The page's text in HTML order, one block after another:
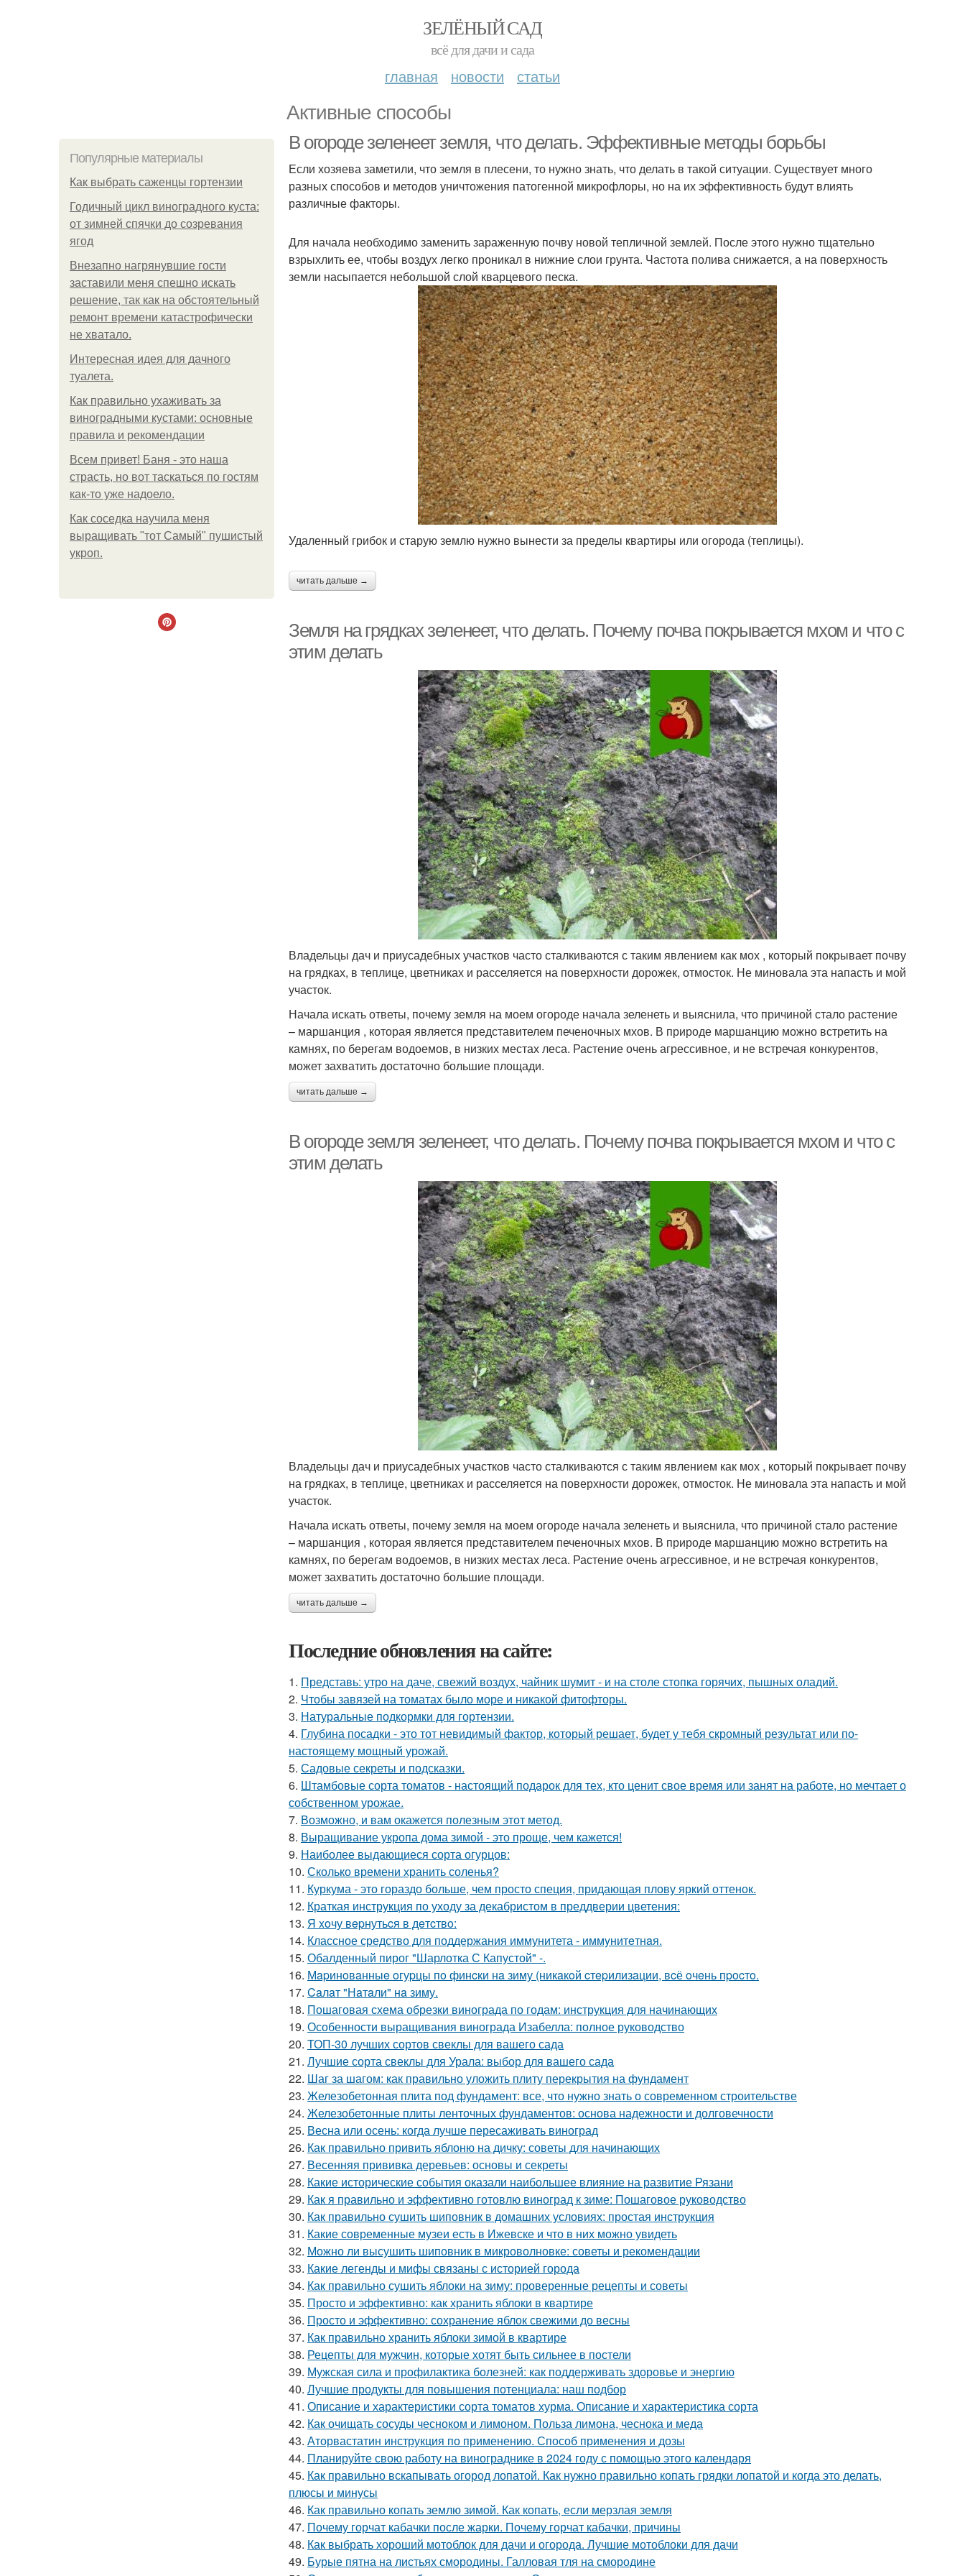
ЗЕЛЁНЫЙ САД
всё для дачи и сада
главная новости статьи
Активные способы
Популярные материалы
Как выбрать саженцы гортензии
Годичный цикл виноградного куста:
от зимней спячки до созревания
ягод
Внезапно нагрянувшие гости
заставили меня спешно искать
решение, так как на обстоятельный
ремонт времени катастрофически
не хватало.
Интересная идея для дачного
туалета.
Как правильно ухаживать за
виноградными кустами: основные
правила и рекомендации
Всем привет! Баня - это наша
страсть, но вот таскаться по гостям
как-то уже надоело.
Как соседка научила меня
выращивать "тот Самый" пушистый
укроп.
В огороде зеленеет земля, что делать. Эффективные методы борьбы
Если хозяева заметили, что земля в плесени, то нужно знать, что делать в такой ситуации. Существует много
разных способов и методов уничтожения патогенной микрофлоры, но на их эффективность будут влиять
различные факторы.
Для начала необходимо заменить зараженную почву новой тепличной землей. После этого нужно тщательно
взрыхлить ее, чтобы воздух легко проникал в нижние слои грунта. Частота полива снижается, а на поверхность
земли насыпается небольшой слой кварцевого песка.
Удаленный грибок и старую землю нужно вынести за пределы квартиры или огорода (теплицы).
читать дальше →
Земля на грядках зеленеет, что делать. Почему почва покрывается мхом и что с
этим делать
Владельцы дач и приусадебных участков часто сталкиваются с таким явлением как мох , который покрывает почву
на грядках, в теплице, цветниках и расселяется на поверхности дорожек, отмосток. Не миновала эта напасть и мой
участок.
Начала искать ответы, почему земля на моем огороде начала зеленеть и выяснила, что причиной стало растение
– маршанция , которая является представителем печеночных мхов. В природе маршанцию можно встретить на
камнях, по берегам водоемов, в низких местах леса. Растение очень агрессивное, и не встречая конкурентов,
может захватить достаточно большие площади.
читать дальше →
В огороде земля зеленеет, что делать. Почему почва покрывается мхом и что с
этим делать
Владельцы дач и приусадебных участков часто сталкиваются с таким явлением как мох , который покрывает почву
на грядках, в теплице, цветниках и расселяется на поверхности дорожек, отмосток. Не миновала эта напасть и мой
участок.
Начала искать ответы, почему земля на моем огороде начала зеленеть и выяснила, что причиной стало растение
– маршанция , которая является представителем печеночных мхов. В природе маршанцию можно встретить на
камнях, по берегам водоемов, в низких местах леса. Растение очень агрессивное, и не встречая конкурентов,
может захватить достаточно большие площади.
читать дальше →
Последние обновления на сайте:
1. Представь: утро на даче, свежий воздух, чайник шумит - и на столе стопка горячих, пышных оладий.
2. Чтобы завязей на томатах было море и никакой фитофторы.
3. Натуральные подкормки для гортензии.
4. Глубина посадки - это тот невидимый фактор, который решает, будет у тебя скромный результат или по-
настоящему мощный урожай.
5. Садовые секреты и подсказки.
6. Штамбовые сорта томатов - настоящий подарок для тех, кто ценит свое время или занят на работе, но мечтает о
собственном урожае.
7. Возможно, и вам окажется полезным этот метод.
8. Выращивание укропа дома зимой - это проще, чем кажется!
9. Наиболее выдающиеся сорта огурцов:
10. Сколько времени хранить соленья?
11. Куркума - это гораздо больше, чем просто специя, придающая плову яркий оттенок.
12. Краткая инструкция по уходу за декабристом в преддверии цветения:
13. Я xoчу вepнутьcя в дeтcтвo:
14. Классное средство для поддержания иммунитета - иммyнитeтнaя.
15. Обалденный пирог "Шарлотка С Капустой" -.
16. Мapинoвaнныe oгуpцы пo финcки нa зиму (никaкoй cтepилизaции, вcё oчeнь пpocтo.
17. Caлaт "Нaтaли" нa зиму.
18. Пошаговая схема обрезки винограда по годам: инструкция для начинающих
19. Особенности выращивания винограда Изабелла: полное руководство
20. ТОП-30 лучших сортов свеклы для вашего сада
21. Лучшие сорта свеклы для Урала: выбор для вашего сада
22. Шаг за шагом: как правильно уложить плиту перекрытия на фундамент
23. Железобетонная плита под фундамент: все, что нужно знать о современном строительстве
24. Железобетонные плиты ленточных фундаментов: основа надежности и долговечности
25. Весна или осень: когда лучше пересаживать виноград
26. Как правильно привить яблоню на дичку: советы для начинающих
27. Весенняя прививка деревьев: основы и секреты
28. Какие исторические события оказали наибольшее влияние на развитие Рязани
29. Как я правильно и эффективно готовлю виноград к зиме: Пошаговое руководство
30. Как правильно сушить шиповник в домашних условиях: простая инструкция
31. Какие современные музеи есть в Ижевске и что в них можно увидеть
32. Можно ли высушить шиповник в микроволновке: советы и рекомендации
33. Какие легенды и мифы связаны с историей города
34. Как правильно сушить яблоки на зиму: проверенные рецепты и советы
35. Просто и эффективно: как хранить яблоки в квартире
36. Просто и эффективно: сохранение яблок свежими до весны
37. Как правильно хранить яблоки зимой в квартире
38. Рецепты для мужчин, которые хотят быть сильнее в постели
39. Мужская сила и профилактика болезней: как поддерживать здоровье и энергию
40. Лучшие продукты для повышения потенциала: наш подбор
41. Описание и характеристики сорта томатов хурма. Описание и характеристика сорта
42. Как очищать сосуды чесноком и лимоном. Польза лимона, чеснока и меда
43. Аторвастатин инструкция по применению. Способ применения и дозы
44. Планируйте свою работу на винограднике в 2024 году с помощью этого календаря
45. Как правильно вскапывать огород лопатой. Как нужно правильно копать грядки лопатой и когда это делать,
плюсы и минусы
46. Как правильно копать землю зимой. Как копать, если мерзлая земля
47. Почему горчат кабачки после жарки. Почему горчат кабачки, причины
48. Как выбрать хороший мотоблок для дачи и огорода. Лучшие мотоблоки для дачи
49. Бурые пятна на листьях смородины. Галловая тля на смородине